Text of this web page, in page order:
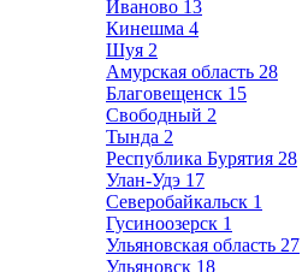
Иваново 13
Кинешма 4
Шуя 2
Амурская область 28
Благовещенск 15
Свободный 2
Тында 2
Республика Бурятия 28
Улан-Удэ 17
Северобайкальск 1
Гусиноозерск 1
Ульяновская область 27
Ульяновск 18